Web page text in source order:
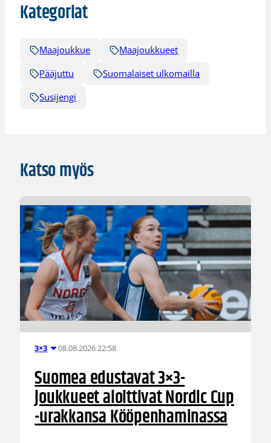
Kategoriat
Maajoukkue
Maajoukkueet
Pääjuttu
Suomalaiset ulkomailla
Susijengi
Katso myös
3×3 08.08.2026 22:58
Suomea edustavat 3×3-
joukkueet aloittivat Nordic Cup
-urakkansa Kööpenhaminassa